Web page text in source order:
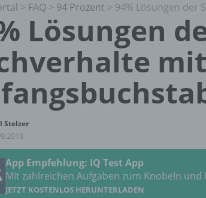
> FAQ > 94 Prozent > 94% Lösungen der
Lösungen
mit
Stelzer
App Empfehlung: IQ Test App
Mit zahlreichen Aufgaben zum Knobeln und
JETZT KOSTENLOS HERUNTERLADEN